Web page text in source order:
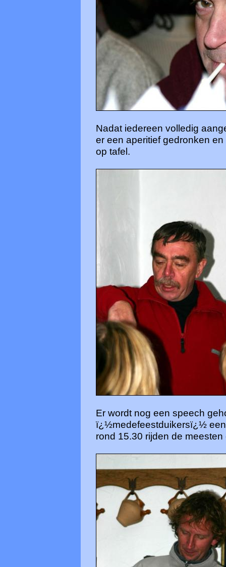
Nadat iedereen volledig
er een aperitief gedronken
op tafel.
Er wordt nog een speech
ï¿½medefeestduikersï¿½
rond 15.30 rijden de